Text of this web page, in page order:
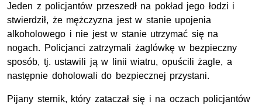
Jeden z policjantów przeszedł na pokład jego łodzi i
stwierdził, że mężczyzna jest w stanie upojenia
alkoholowego i nie jest w stanie utrzymać się na
nogach. Policjanci zatrzymali żaglówkę w bezpieczny
sposób, tj. ustawili ją w linii wiatru, opuścili żagle, a
następnie doholowali do bezpiecznej przystani.
Pijany sternik, który zataczał się i na oczach policjantów